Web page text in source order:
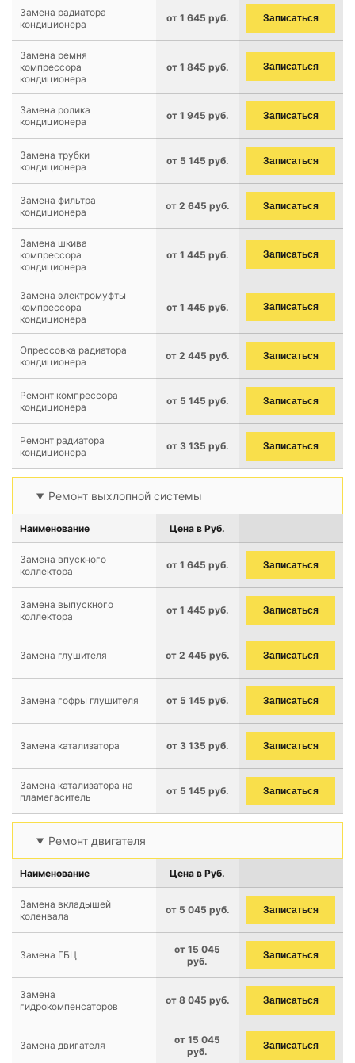
Замена радиатора
кондиционера
от 1 645 руб. Записаться
Замена ремня
компрессора
кондиционера
от 1 845 руб. Записаться
Замена ролика
кондиционера
от 1 945 руб. Записаться
Замена трубки
кондиционера
от 5 145 руб. Записаться
Замена фильтра
кондиционера
от 2 645 руб. Записаться
Замена шкива
компрессора
кондиционера
от 1 445 руб. Записаться
Замена электромуфты
компрессора
кондиционера
от 1 445 руб. Записаться
Опрессовка радиатора
кондиционера
от 2 445 руб. Записаться
Ремонт компрессора
кондиционера
от 5 145 руб. Записаться
Ремонт радиатора
кондиционера
от 3 135 руб. Записаться
Ремонт выхлопной системы
Наименование Цена в Руб.
Замена впускного
коллектора
от 1 645 руб. Записаться
Замена выпускного
коллектора
от 1 445 руб. Записаться
Замена глушителя от 2 445 руб. Записаться
Замена гофры глушителя от 5 145 руб. Записаться
Замена катализатора от 3 135 руб. Записаться
Замена катализатора на
пламегаситель
от 5 145 руб. Записаться
Ремонт двигателя
Наименование Цена в Руб.
Замена вкладышей
коленвала
от 5 045 руб. Записаться
Замена ГБЦ
от 15 045
руб.
Записаться
Замена
гидрокомпенсаторов
от 8 045 руб. Записаться
Замена двигателя
от 15 045
руб.
Записаться